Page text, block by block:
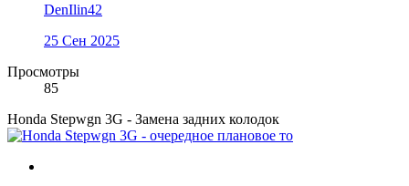
DenIlin42
25 Сен 2025
Просмотры
85
Honda Stepwgn 3G - Замена задних колодок